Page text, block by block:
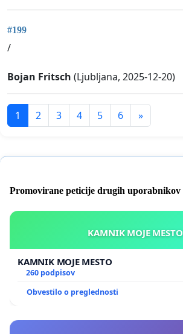
#199
/
Bojan Fritsch (Ljubljana, 2025-12-20)
1 2 3 4 5 6 »
Promovirane peticije drugih uporabnikov
KAMNIK MOJE MESTO
KAMNIK MOJE MESTO
260 podpisov
Obvestilo o preglednosti